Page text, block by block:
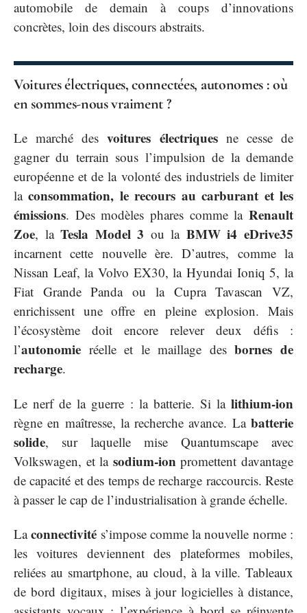
automobile de demain à coups d’innovations
concrètes, loin des discours abstraits.
Voitures électriques, connectées, autonomes : où
en sommes-nous vraiment ?
Le marché desvoitures électriquesne cesse de
gagner du terrain sous l’impulsion de la demande
européenne et de la volonté des industriels de limiter
laconsommation, le recours au carburant et les
émissions. Des modèles phares comme la Renault
Zoe, laTesla Model 3 ou la BMW i4 eDrive35
incarnent cette nouvelle ère. D’autres, comme la
Nissan Leaf, la Volvo EX30, la Hyundai Ioniq 5, la
Fiat Grande Panda ou la Cupra Tavascan VZ,
enrichissent une offre en pleine explosion. Mais
l’écosystème doit encore relever deux défis :
l’autonomie réelle et le maillage desbornes de
recharge.
Le nerf de la guerre : la batterie. Si la lithium-ion
règne en maîtresse, la recherche avance. La batterie
solide, sur laquelle mise Quantumscape avec
Volkswagen, et la sodium-ion promettent davantage
de capacité et des temps de recharge raccourcis. Reste
à passer le cap de l’industrialisation à grande échelle.
Laconnectivité s’impose comme la nouvelle norme :
les voitures deviennent des plateformes mobiles,
reliées au smartphone, au cloud, à la ville. Tableaux
de bord digitaux, mises à jour logicielles à distance,